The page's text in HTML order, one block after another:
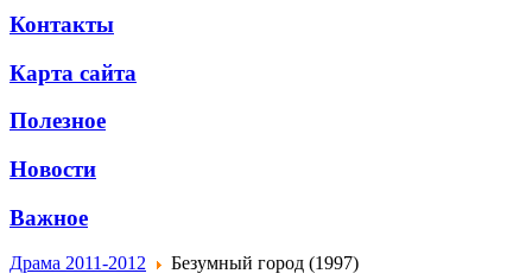
Контакты
Карта сайта
Полезное
Новости
Важное
Драма 2011-2012 Безумный город (1997)